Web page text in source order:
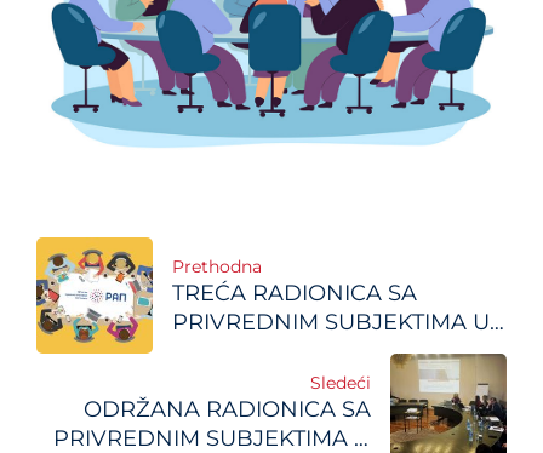
Post
navigation
Prethodna
TREĆA RADIONICA SA
PRIVREDNIM SUBJEKTIMA U
CILjU UNAPREĐENjA
REGULATORNOG OKVIRA U
OBLASTI UGOSTITELjSTVA
(pružanje usluga smeštaja,
Sledeći
ODRŽANA RADIONICA SA
PRIVREDNIM SUBJEKTIMA U